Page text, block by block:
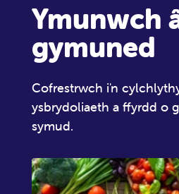
Ymunwch
gymuned
Cofrestrwch i'n
ysbrydoliaeth a ffyrdd o
symud.